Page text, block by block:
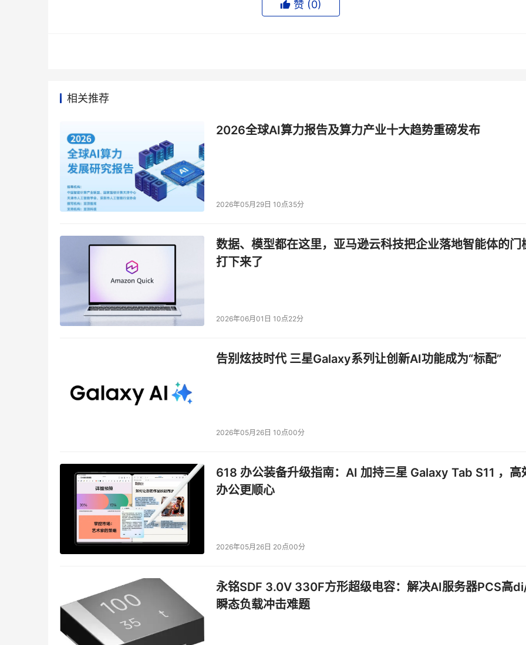
仅次于o1。在CEval、AIME、Zebra Logic等中英文知识及竞赛级数学、逻辑推理的公开基准测试中，混元T1的
此外，T1还在多项对齐任务、指令跟随任务和工具利用任务中展现出了非常强的适应性。
赞 (0)
相关推荐
2026全球AI算力报告及算力产业十大趋势重磅发布
2026年05月29日 10点35分
数据、模型都在这里，亚马逊云科技把企业落地智能体的门
打下来了
2026年06月01日 10点22分
告别炫技时代 三星Galaxy系列让创新AI功能成为“标配”
2026年05月26日 10点00分
618 办公装备升级指南：AI 加持三星 Galaxy Tab S11 ，高
办公更顺心
2026年05月26日 20点00分
永铭SDF 3.0V 330F方形超级电容：解决AI服务器PCS高
瞬态负载冲击难题